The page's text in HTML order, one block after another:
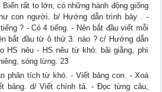
Biển rất to lớn, có những hành động giống
con người. b/ Hướng dẫn trình bày . -
? - Có 4 tiếng. - Nên bắt đầu viết mỗi
bắt đầu từ ô thứ 3. nào ? c/ Hướng dẫn
HS nêu - HS nêu từ khó: bãi giằng, phì
sóng lừng. 23
phân tích từ khó. - Viết bảng con. - Xoá
bảng. d/ Viết chính tả. - Đọc từng câu,